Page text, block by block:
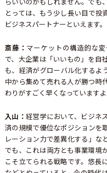
とっては、もう少し長い目で投
ビジネスパートナーといえます。
斎藤： マーケットの構造的な
で、大企業は「いいもの」を自
も、経済がグローバル化するよ
中から集めて売れる人が勝つ時
わりがすごく早くなっていますよ
入山： 経営学において、ビジネ
済の規模で優位なポジションを
レーション力で差異化する」な
でも、これは両方とも事業環境
こそ立てられる戦略です。悠長